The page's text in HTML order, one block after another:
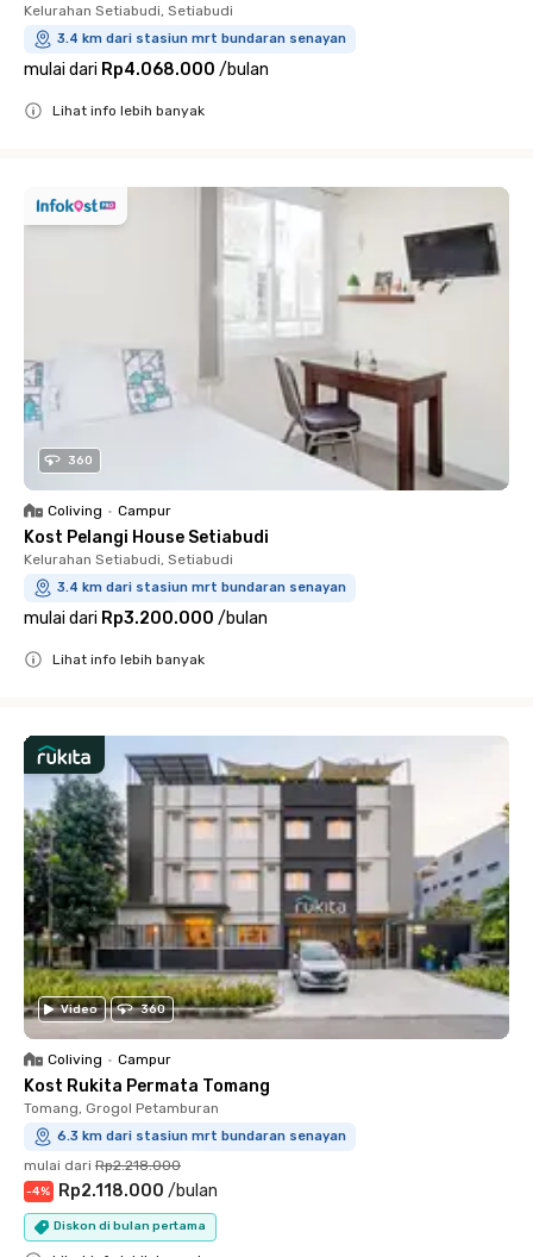
Kelurahan Setiabudi, Setiabudi
3.4 km dari stasiun mrt bundaran senayan
mulai dari Rp4.068.000 /bulan
Lihat info lebih banyak
360
Coliving • Campur
Kost Pelangi House Setiabudi
Kelurahan Setiabudi, Setiabudi
3.4 km dari stasiun mrt bundaran senayan
mulai dari Rp3.200.000 /bulan
Lihat info lebih banyak
Video 360
Coliving • Campur
Kost Rukita Permata Tomang
Tomang, Grogol Petamburan
6.3 km dari stasiun mrt bundaran senayan
mulai dari Rp2.218.000
-4% Rp2.118.000 /bulan
Diskon di bulan pertama